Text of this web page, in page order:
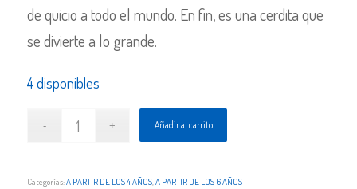
de quicio a todo el mundo. En fin, es una cerdita que
se divierte a lo grande.
4 disponibles
Añadir al carrito
Categorías:A PARTIR DE LOS 4 AÑOS,A PARTIR DE LOS 6 AÑOS